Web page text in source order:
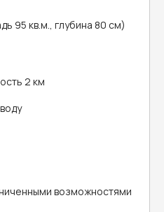
95 кв.м., глубина 80 см)
2 км
возможностями